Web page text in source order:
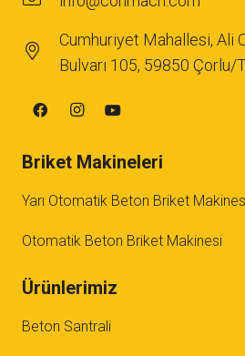
Cumhuriyet Mahallesi, Ali
Bulvarı 105, 59850 Çorlu/
Briket Makineleri
Yarı Otomatik Beton Briket
Otomatik Beton Briket Makinesi
Ürünlerimiz
Beton Santrali